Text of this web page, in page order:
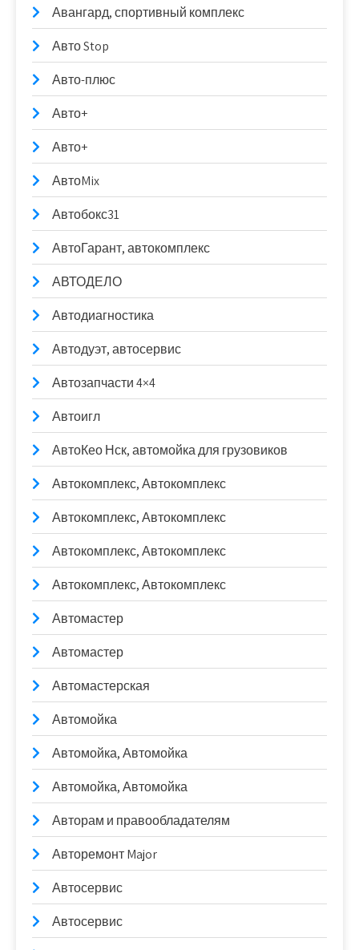
Авангард, спортивный комплекс
Авто Stop
Авто-плюс
Авто+
Авто+
АвтоMix
Автобокс31
АвтоГарант, автокомплекс
АВТОДЕЛО
Автодиагностика
Автодуэт, автосервис
Автозапчасти 4×4
Автоигл
АвтоКео Нск, автомойка для грузовиков
Автокомплекс, Автокомплекс
Автокомплекс, Автокомплекс
Автокомплекс, Автокомплекс
Автокомплекс, Автокомплекс
Автомастер
Автомастер
Автомастерская
Автомойка
Автомойка, Автомойка
Автомойка, Автомойка
Авторам и правообладателям
Авторемонт Major
Автосервис
Автосервис